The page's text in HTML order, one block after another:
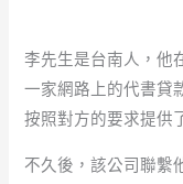
李先生是台南人，他
一家網路上的代書貸
按照對方的要求提供
不久後，該公司聯繫